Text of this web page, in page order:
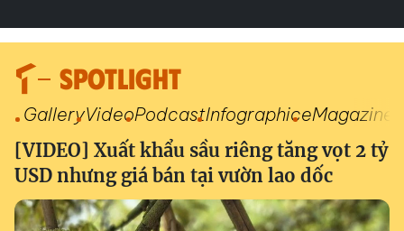
SPOTLIGHT
GalleryVideoPodcastInfographiceMagazine
[VIDEO] Xuất khẩu sầu riêng tăng vọt 2 tỷ
USD nhưng giá bán tại vườn lao dốc